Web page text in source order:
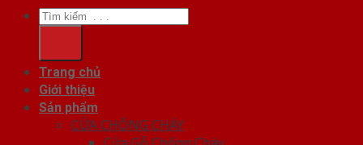
Tìm
kiếm:
Trang chủ
Giới thiệu
Sản phẩm
CỬA CHỐNG CHÁY